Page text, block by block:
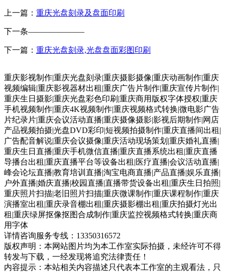
上一篇： 重庆光盘刻录及盘面印刷
下一条———————
下一篇： 重庆光盘刻录,光盘盘面彩图印刷
重庆影视制作|重庆光盘刻录|重庆摄影摄像|重庆动画制作|重庆
视频编辑|重庆影视器材出租|重庆广告片制作|重庆宣传片制作|
重庆生日摄影|重庆光盘彩色印刷|重庆商用版权字体授权|重庆
手机视频制作|重庆4K视频制作|重庆视频格式转换|微电影广告
片纪录片|重庆会议活动直播|重庆摄像摄影|影视后期制作|网店
产品视频拍摄|光盘DVD彩印|短视频拍摄制作|重庆直播间出租|
广告配音解说|重庆会议摄像|重庆活动现场策划|重庆婚礼直播|
重庆生日直播|重庆手机微信直播|重庆直播系统出租|重庆直播
导播台出租|重庆直播平台等设备出租|医疗直播|会议活动直播|
峰会论坛直播|教育培训直播|淘宝电商直播|产品直播|娱乐直播|
户外直播|婚庆直播|校园直播|直播带货设备出租|重庆生日拍照|
重庆照片扫描|老旧照片扫描|重庆微课制作|重庆课程制作|重庆
演播室出租|重庆录音棚出租|重庆摄影棚出租|重庆拍摄灯光出
租|重庆绿屏抠像抠图合成制作|重庆监控视频格式转换|重庆商
用字体
详情咨询服务专线：13350316572
版权声明：本网站图片均为本工作室实际拍摄，未经许可不得
转发与下载，一经发现将追究法律责任！
内容提示：本站相关内容描述只代表本工作室的主观看法，只